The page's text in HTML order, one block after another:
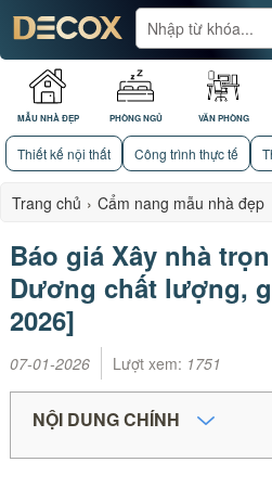
MẪU NHÀ ĐẸP PHÒNG NGỦ VĂN PHÒNG
Thiết kế nội thất Công trình thực tế
Trang chủ › Cẩm nang mẫu nhà đẹp
Báo giá Xây nhà
Dương chất lượng,
2026]
07-01-2026 Lượt xem: 1751
NỘI DUNG CHÍNH